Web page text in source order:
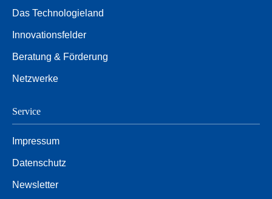
Das Technologieland
Innovationsfelder
Beratung & Förderung
Netzwerke
Service
Impressum
Datenschutz
Newsletter